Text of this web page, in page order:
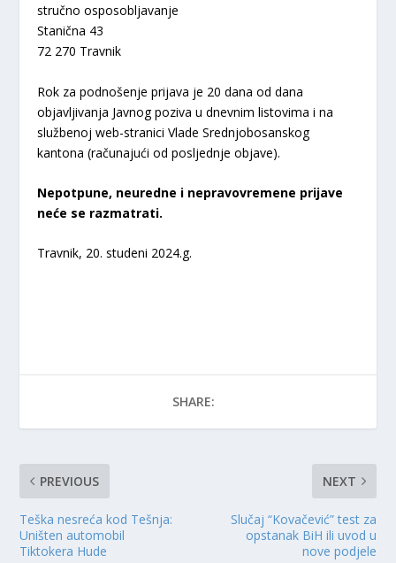
stručno osposobljavanje
Stanična 43
72 270 Travnik
Rok za podnošenje prijava je 20 dana od dana
objavljivanja Javnog poziva u dnevnim listovima i na
službenoj web-stranici Vlade Srednjobosanskog
kantona (računajući od posljednje objave).
Nepotpune, neuredne i nepravovremene prijave
neće se razmatrati.
Travnik, 20. studeni 2024.g.
SHARE:
PREVIOUS
Teška nesreća kod Tešnja:
Uništen automobil
Tiktokera Hude
NEXT
Slučaj “Kovačević” test za
opstanak BiH ili uvod u
nove podjele